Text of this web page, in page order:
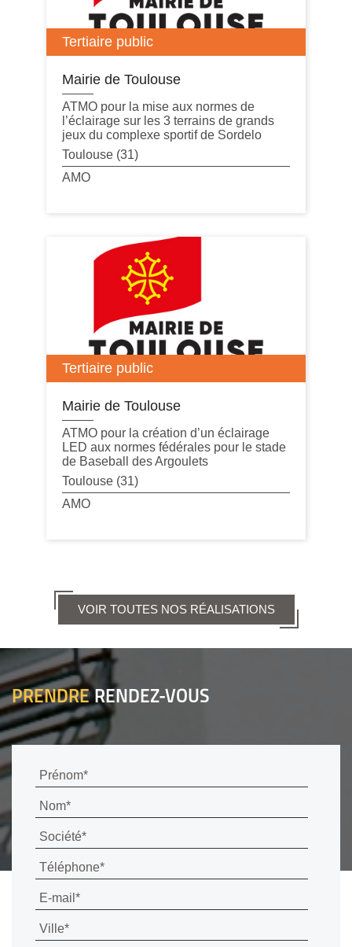
Tertiaire public
Mairie de Toulouse
ATMO pour la mise aux normes de
l’éclairage sur les 3 terrains de grands
jeux du complexe sportif de Sordelo
Toulouse (31)
AMO
Tertiaire public
Mairie de Toulouse
ATMO pour la création d’un éclairage
LED aux normes fédérales pour le stade
de Baseball des Argoulets
Toulouse (31)
AMO
VOIR TOUTES NOS RÉALISATIONS
PRENDRERENDEZ-VOUS